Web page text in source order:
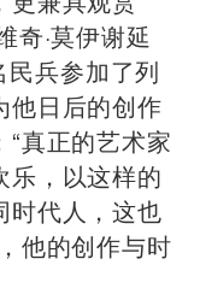
奇·莫伊谢延
兵参加了列
他日后的创作
真正的艺术家
乐，以这样的
时代人，这也
他的创作与时